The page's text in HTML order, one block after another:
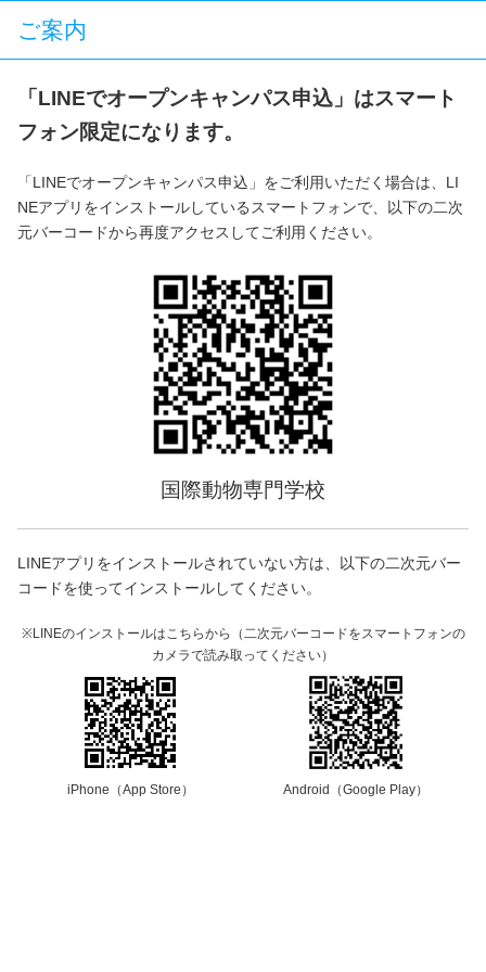
ご案内
「LINEでオープンキャンパス申込」はスマート
フォン限定になります。
「LINEでオープンキャンパス申込」をご利用いただく場合は、LI
NEアプリをインストールしているスマートフォンで、以下の二次
元バーコードから再度アクセスしてご利用ください。
国際動物専門学校
LINEアプリをインストールされていない方は、以下の二次元バー
コードを使ってインストールしてください。
※LINEのインストールはこちらから（二次元バーコードをスマートフォンの
カメラで読み取ってください）
iPhone（App Store） Android（Google Play）